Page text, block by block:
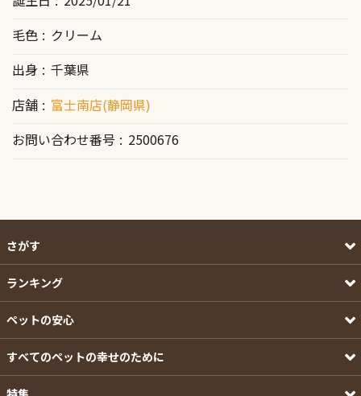
毛色
クリーム
出身
千葉県
店舗
富士南店(静岡県)
お問い合わせ番号
2500676
さがす
ランキング
ペットの安心
すべてのペットの幸せのために